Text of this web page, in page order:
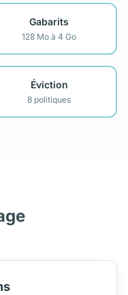
Gabarits
128 Mo à 4 Go
Éviction
8 politiques